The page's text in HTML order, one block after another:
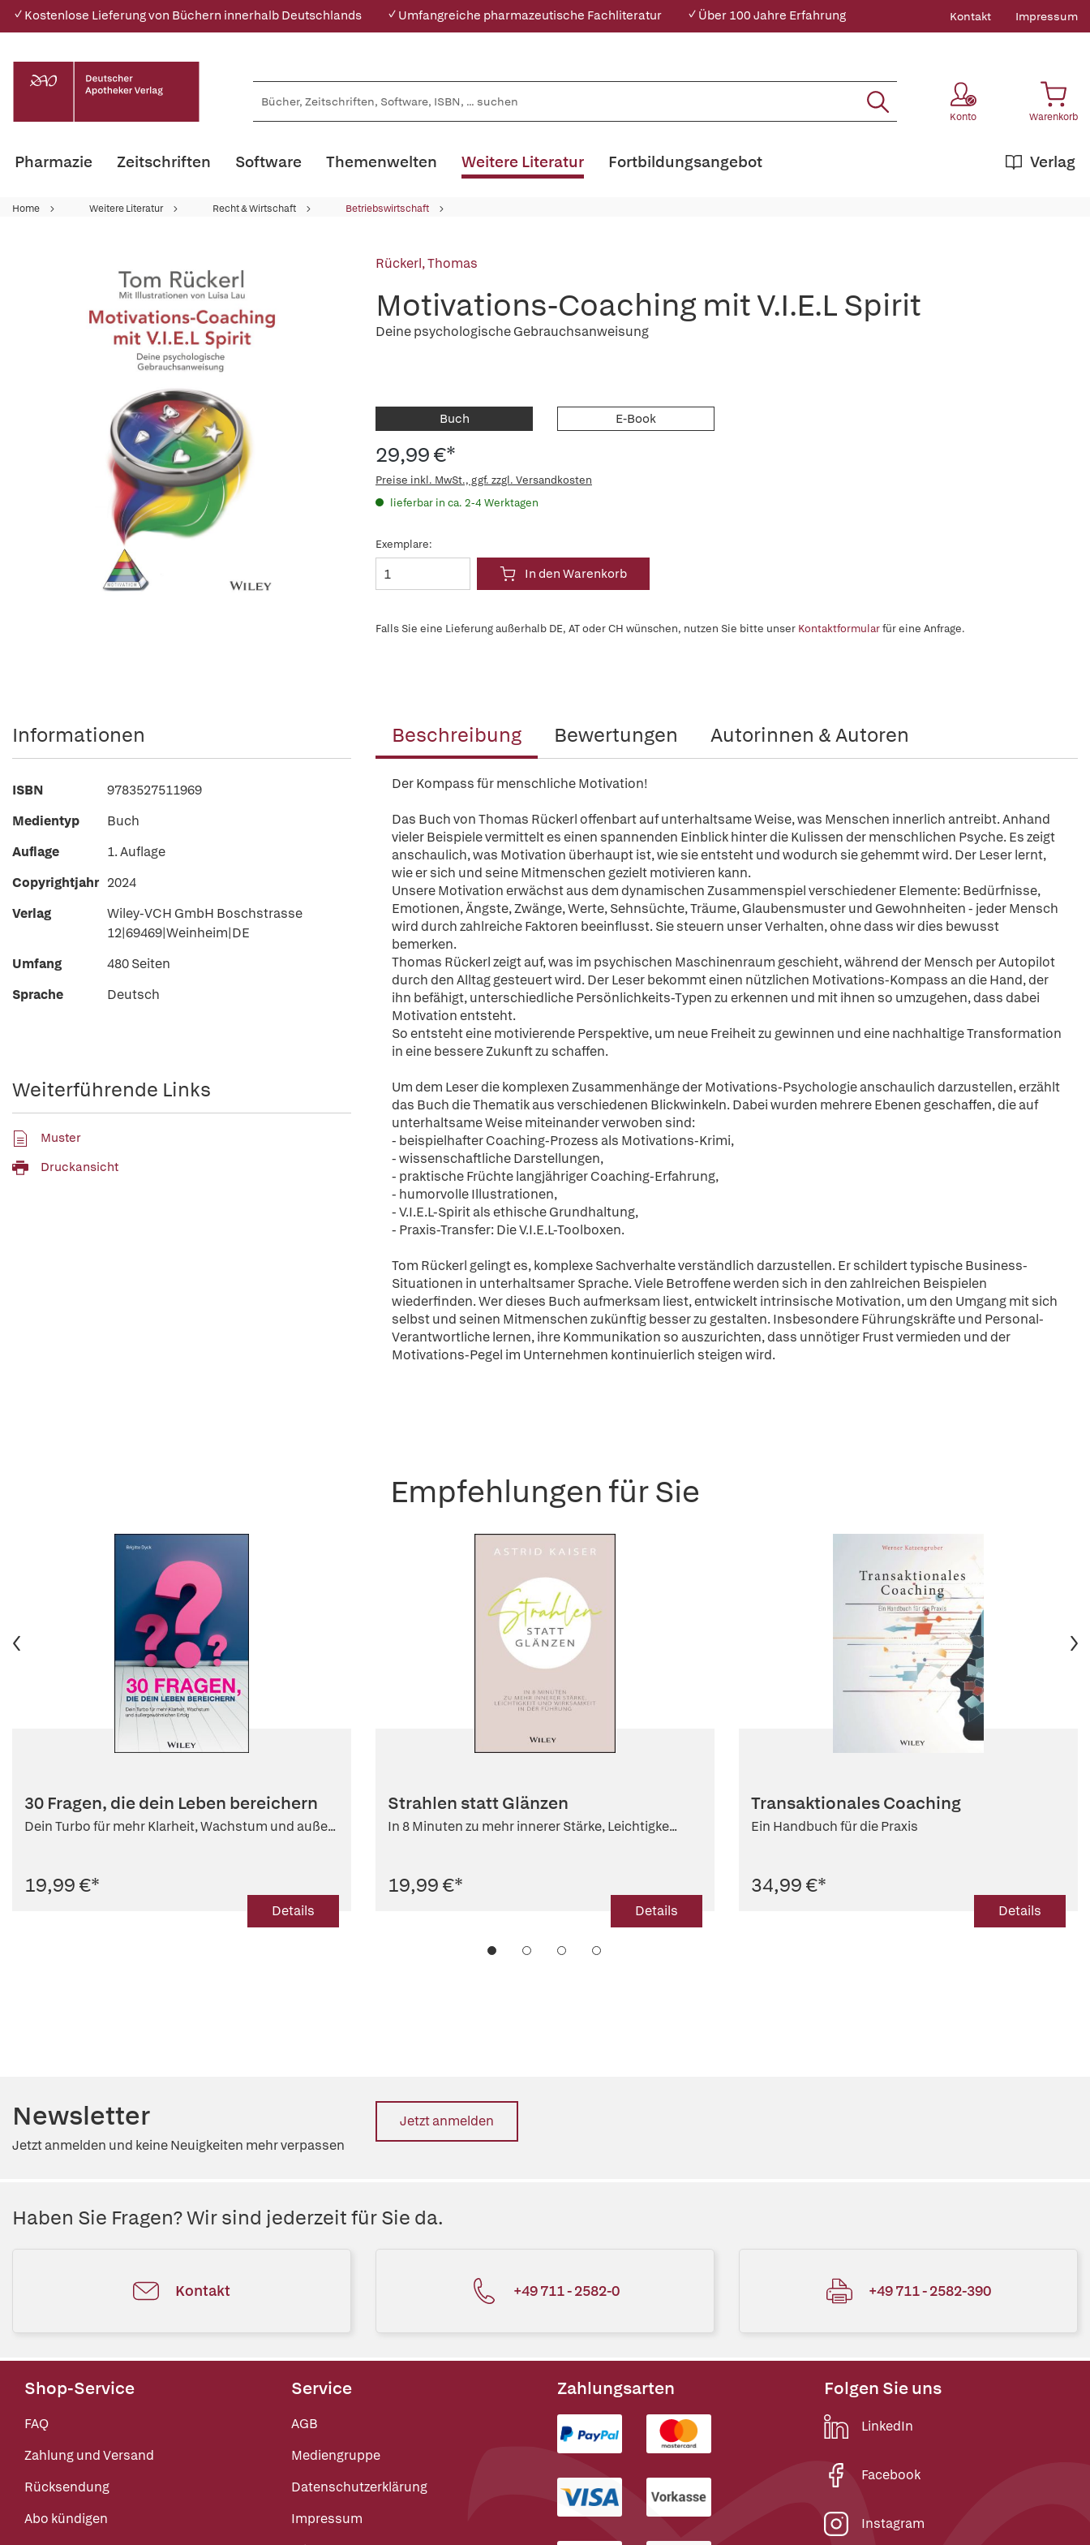
✓ Kostenlose Lieferung von Büchern innerhalb Deutschlands ✓ Umfangreiche pharmazeutische Fachliteratur ✓ Über 100 Jahre Erfahrung Kontakt Impressum
Konto Warenkorb
Pharmazie Zeitschriften Software Themenwelten Weitere Literatur Verlag
Fortbildungsangebot
Home Weitere Literatur Recht & Wirtschaft Betriebswirtschaft
Rückerl, Thomas
Motivations-Coaching mit V.I.E.L Spirit
Deine psychologische Gebrauchsanweisung
Buch E-Book
29,99 €*
Preise inkl. MwSt., ggf. zzgl. Versandkosten
lieferbar in ca. 2-4 Werktagen
Exemplare:
In den Warenkorb
Falls Sie eine Lieferung außerhalb DE, AT oder CH wünschen, nutzen Sie bitte unser Kontaktformularfür eine Anfrage.
Beschreibung Bewertungen Autorinnen & Autoren
Der Kompass für menschliche Motivation!
Das Buch von Thomas Rückerl offenbart auf unterhaltsame Weise, was Menschen innerlich antreibt. Anhand
vieler Beispiele vermittelt es einen spannenden Einblick hinter die Kulissen der menschlichen Psyche. Es zeigt
anschaulich, was Motivation überhaupt ist, wie sie entsteht und wodurch sie gehemmt wird. Der Leser lernt,
wie er sich und seine Mitmenschen gezielt motivieren kann.
Unsere Motivation erwächst aus dem dynamischen Zusammenspiel verschiedener Elemente: Bedürfnisse,
Emotionen, Ängste, Zwänge, Werte, Sehnsüchte, Träume, Glaubensmuster und Gewohnheiten - jeder Mensch
wird durch zahlreiche Faktoren beeinflusst. Sie steuern unser Verhalten, ohne dass wir dies bewusst
bemerken.
Thomas Rückerl zeigt auf, was im psychischen Maschinenraum geschieht, während der Mensch per Autopilot
durch den Alltag gesteuert wird. Der Leser bekommt einen nützlichen Motivations-Kompass an die Hand, der
ihn befähigt, unterschiedliche Persönlichkeits-Typen zu erkennen und mit ihnen so umzugehen, dass dabei
Motivation entsteht.
So entsteht eine motivierende Perspektive, um neue Freiheit zu gewinnen und eine nachhaltige Transformation
in eine bessere Zukunft zu schaffen.
Um dem Leser die komplexen Zusammenhänge der Motivations-Psychologie anschaulich darzustellen, erzählt
das Buch die Thematik aus verschiedenen Blickwinkeln. Dabei wurden mehrere Ebenen geschaffen, die auf
unterhaltsame Weise miteinander verwoben sind:
- beispielhafter Coaching-Prozess als Motivations-Krimi,
- wissenschaftliche Darstellungen,
- praktische Früchte langjähriger Coaching-Erfahrung,
- humorvolle Illustrationen,
- V.I.E.L-Spirit als ethische Grundhaltung,
- Praxis-Transfer: Die V.I.E.L-Toolboxen.
Tom Rückerl gelingt es, komplexe Sachverhalte verständlich darzustellen. Er schildert typische Business-
Situationen in unterhaltsamer Sprache. Viele Betroffene werden sich in den zahlreichen Beispielen
wiederfinden. Wer dieses Buch aufmerksam liest, entwickelt intrinsische Motivation, um den Umgang mit sich
selbst und seinen Mitmenschen zukünftig besser zu gestalten. Insbesondere Führungskräfte und Personal-
Verantwortliche lernen, ihre Kommunikation so auszurichten, dass unnötiger Frust vermieden und der
Motivations-Pegel im Unternehmen kontinuierlich steigen wird.
Informationen
ISBN
9783527511969
Medientyp
Buch
Auflage
1. Auflage
Copyrightjahr 2024
Verlag
Wiley-VCH GmbH Boschstrasse
12|69469|Weinheim|DE
Umfang
480 Seiten
Sprache
Deutsch
Weiterführende Links
Muster
Druckansicht
Empfehlungen für Sie
30 Fragen, die dein Leben bereichern
Dein Turbo für mehr Klarheit, Wachstum und auße...
19,99 €*
Details
Strahlen statt Glänzen
In 8 Minuten zu mehr innerer Stärke, Leichtigke...
19,99 €*
Details
Transaktionales Coaching
Ein Handbuch für die Praxis
34,99 €*
Details
Newsletter
Jetzt anmelden und keine Neuigkeiten mehr verpassen
Jetzt anmelden
Haben Sie Fragen? Wir sind jederzeit für Sie da.
Kontakt +49 711 - 2582-0 +49 711 - 2582-390
Shop-Service
FAQ
Zahlung und Versand
Rücksendung
Abo kündigen
Service
AGB
Mediengruppe
Datenschutzerklärung
Impressum
Zahlungsarten Folgen Sie uns
LinkedIn
Facebook
Instagram